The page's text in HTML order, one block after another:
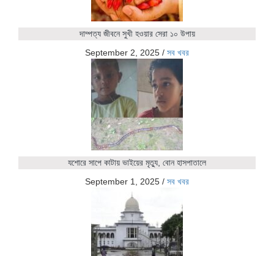
দাম্পত্য জীবনে সুখী হওয়ার সেরা ১০ উপায়
September 2, 2025 / সব খবর
যশোরে সাপে কাটায় ভাইয়ের মৃত্যু, বোন হাসপাতালে
September 1, 2025 / সব খবর